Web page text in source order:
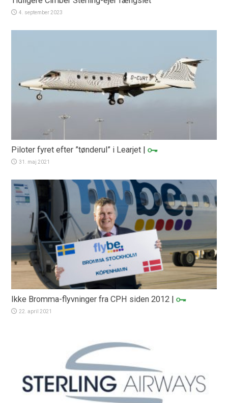
4. september 2023
Piloter fyret efter ”tønderul” i Learjet |
31. maj 2021
Ikke Bromma-flyvninger fra CPH siden 2012 |
22. april 2021